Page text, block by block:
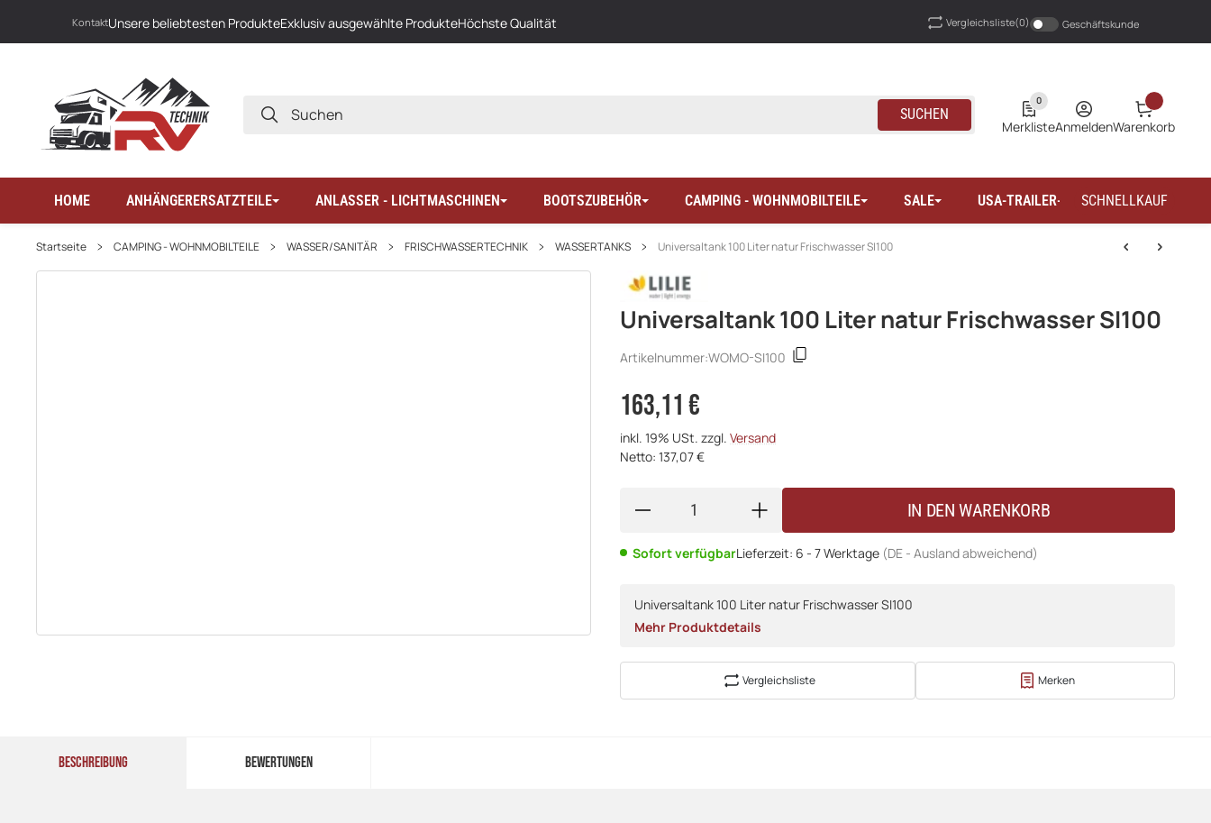
KontaktUnsere beliebtesten ProdukteExklusiv ausgewählte ProdukteHöchste Qualität Vergleichsliste(0) Geschäftskunde
0
MerklisteAnmeldenWarenkorb
SUCHEN SUCHEN
HOME ANHÄNGERERSATZTEILE ANLASSER - LICHTMASCHINEN BOOTSZUBEHÖR CAMPING - WOHNMOBILTEILE SALE USA-TRAILER-WOHNMOBILTEILE
SCHNELLKAUF
Startseite CAMPING - WOHNMOBILTEILE WASSER/SANITÄR FRISCHWASSERTECHNIK WASSERTANKS Universaltank 100 Liter natur Frischwasser SI100
Universaltank 100 Liter natur Frischwasser SI100
Artikelnummer:WOMO-SI100
163,11 €
inkl. 19% USt. zzgl. Versand
Netto: 137,07 €
IN DEN WARENKORB
Sofort verfügbarLieferzeit: 6 - 7 Werktage (DE - Ausland abweichend)
Universaltank 100 Liter natur Frischwasser SI100
Mehr Produktdetails
Vergleichsliste Merken
BESCHREIBUNG BEWERTUNGEN